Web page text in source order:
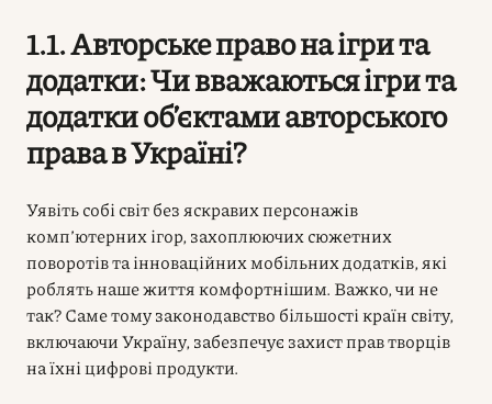
1.1. Авторське право на ігри та
додатки: Чи вважаються ігри та
додатки об’єктами авторського
права в Україні?
Уявіть собі світ без яскравих персонажів
комп’ютерних ігор, захоплюючих сюжетних
поворотів та інноваційних мобільних додатків, які
роблять наше життя комфортнішим. Важко, чи не
так? Саме тому законодавство більшості країн світу,
включаючи Україну, забезпечує захист прав творців
на їхні цифрові продукти.